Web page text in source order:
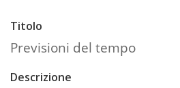
Titolo
Previsioni del tempo
Descrizione